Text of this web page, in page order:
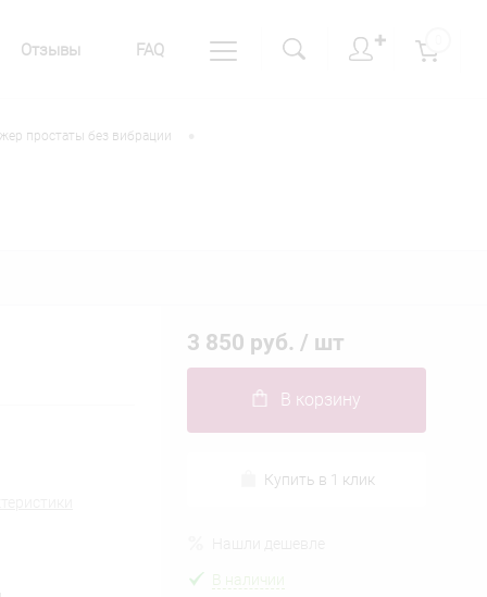
Отзывы FAQ
✚
простаты без вибрации
3 850 руб. / шт
В корзину
Купить в 1 клик
В наличии